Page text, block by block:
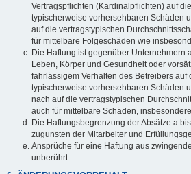
Vertragspflichten (Kardinalpflichten) auf
typischerweise vorhersehbaren Schäden
auf die vertragstypischen
für mittelbare Folgeschäden wie
Die Haftung ist gegenüber Unternehmern
Leben, Körper und Gesundheit oder
fahrlässigem Verhalten des Betreibers auf
typischerweise vorhersehbaren Schäden
nach auf die vertragstypischen
auch für mittelbare Schäden,
Die Haftungsbegrenzung der Absätze a
zugunsten der Mitarbeiter und
Ansprüche für eine Haftung aus
unberührt.